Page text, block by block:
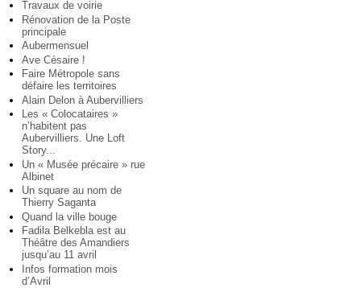
Travaux de voirie
Rénovation de la Poste
principale
Aubermensuel
Ave Césaire !
Faire Métropole sans
défaire les territoires
Alain Delon à Aubervilliers
Les « Colocataires »
n’habitent pas
Aubervilliers. Une Loft
Story...
Un « Musée précaire » rue
Albinet
Un square au nom de
Thierry Saganta
Quand la ville bouge
Fadila Belkebla est au
Théâtre des Amandiers
jusqu’au 11 avril
Infos formation mois
d’Avril